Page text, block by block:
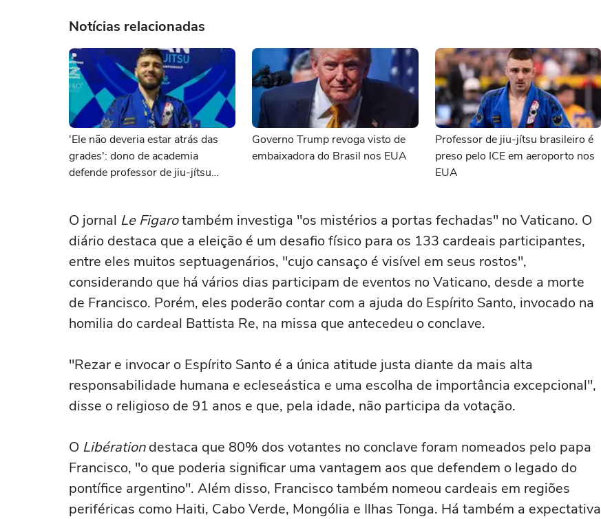
Notícias relacionadas
'Ele não deveria estar atrás das
grades': dono de academia
defende professor de jiu-jítsu
Governo Trump revoga visto de
embaixadora do Brasil nos EUA
Professor de jiu-jítsu brasileiro é
preso pelo ICE em aeroporto nos
EUA
O jornal Le Figarotambém investiga "os mistérios a portas fechadas" no Vaticano. O
diário destaca que a eleição é um desafio físico para os 133 cardeais participantes,
entre eles muitos septuagenários, "cujo cansaço é visível em seus rostos",
considerando que há vários dias participam de eventos no Vaticano, desde a morte
de Francisco. Porém, eles poderão contar com a ajuda do Espírito Santo, invocado na
homilia do cardeal Battista Re, na missa que antecedeu o conclave.
"Rezar e invocar o Espírito Santo é a única atitude justa diante da mais alta
responsabilidade humana e ecleseástica e uma escolha de importância excepcional",
disse o religioso de 91 anos e que, pela idade, não participa da votação.
O Libérationdestaca que 80% dos votantes no conclave foram nomeados pelo papa
Francisco, "o que poderia significar uma vantagem aos que defendem o legado do
pontífice argentino". Além disso, Francisco também nomeou cardeais em regiões
periféricas como Haiti, Cabo Verde, Mongólia e Ilhas Tonga. Há também a expectativa